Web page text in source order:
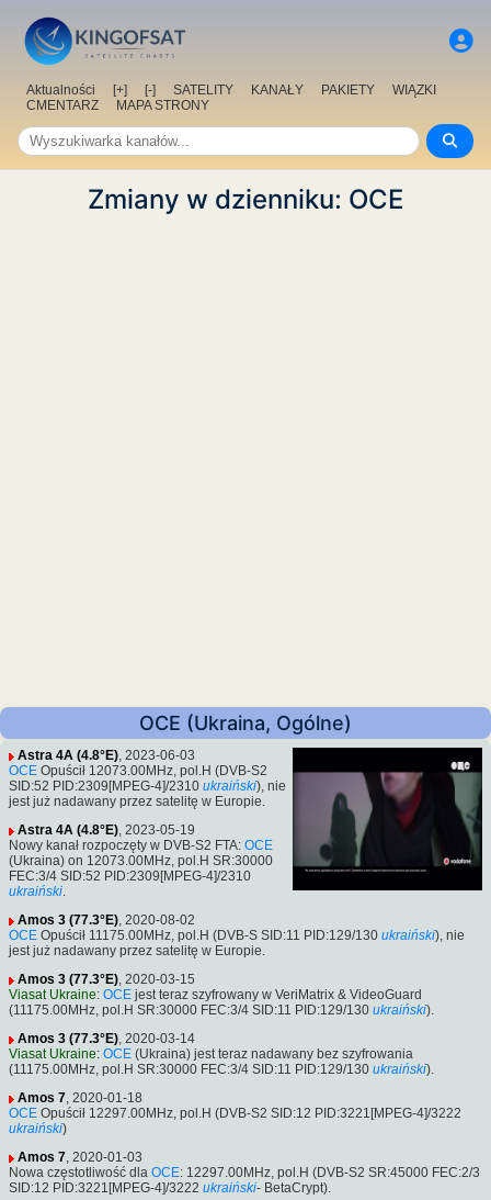
Aktualności [+] [-] SATELITY KANAŁY PAKIETY
WIĄZKI
CMENTARZ
MAPA STRONY
Zmiany w dzienniku: OCE
OCE (Ukraina, Ogólne)
Astra 4A (4.8°E), 2023-06-03
OCE Opuścił 12073.00MHz, pol.H (DVB-S2
SID:52 PID:2309[MPEG-4]/2310 ukraiński), nie
jest już nadawany przez satelitę w Europie.
Astra 4A (4.8°E), 2023-05-19
Nowy kanał rozpoczęty w DVB-S2 FTA: OCE
(Ukraina) on 12073.00MHz, pol.H SR:30000
FEC:3/4 SID:52 PID:2309[MPEG-4]/2310
ukraiński.
Amos 3 (77.3°E), 2020-08-02
OCE Opuścił 11175.00MHz, pol.H (DVB-S SID:11 PID:129/130 ukraiński), nie
jest już nadawany przez satelitę w Europie.
Amos 3 (77.3°E), 2020-03-15
Viasat Ukraine: OCE jest teraz szyfrowany w VeriMatrix & VideoGuard
(11175.00MHz, pol.H SR:30000 FEC:3/4 SID:11 PID:129/130 ukraiński).
Amos 3 (77.3°E), 2020-03-14
Viasat Ukraine: OCE (Ukraina) jest teraz nadawany bez szyfrowania
(11175.00MHz, pol.H SR:30000 FEC:3/4 SID:11 PID:129/130 ukraiński).
Amos 7, 2020-01-18
OCE Opuścił 12297.00MHz, pol.H (DVB-S2 SID:12 PID:3221[MPEG-4]/3222
ukraiński)
Amos 7, 2020-01-03
Nowa częstotliwość dla OCE: 12297.00MHz, pol.H (DVB-S2 SR:45000 FEC:2/3
SID:12 PID:3221[MPEG-4]/3222 ukraiński- BetaCrypt).